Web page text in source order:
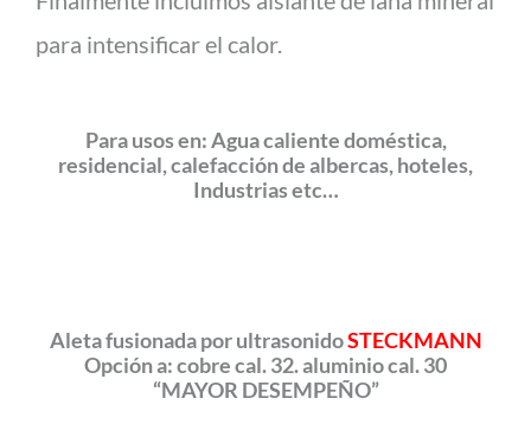
para intensificar el calor.
Para usos en:Agua caliente doméstica,
residencial, calefacción de albercas, hoteles,
Industrias etc…
Aleta fusionada por ultrasonidoSTECKMANN
Opción a: cobre cal. 32. aluminio cal. 30
“MAYOR DESEMPEÑO”